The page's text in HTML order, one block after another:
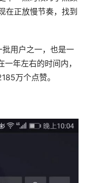
在正放慢节奏，找到
用户之一，也是一
年左右的时间内，
万个点赞。